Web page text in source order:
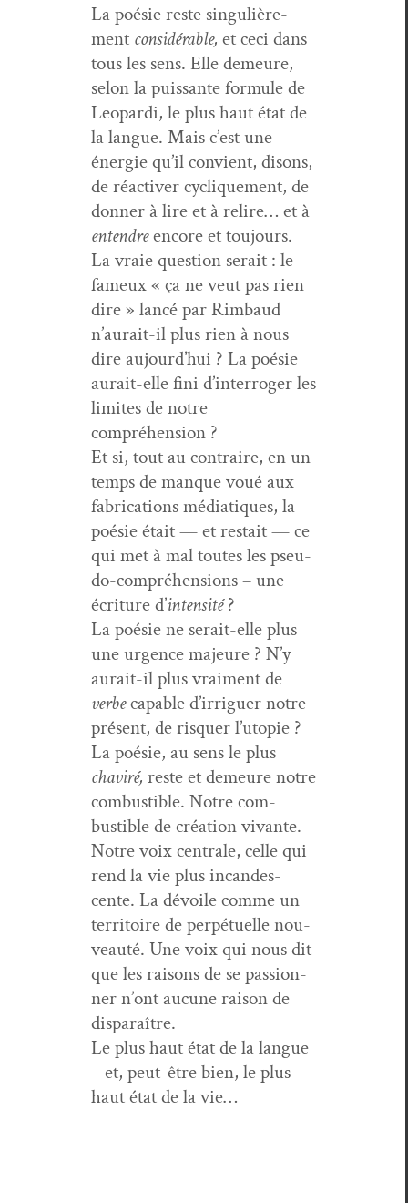
La poésie reste sin­gulière­
ment con­sid­érable, et ceci dans
tous les sens. Elle demeure,
selon la puis­sante for­mule de
Leop­ar­di, le plus haut état de
la langue. Mais c’est une
énergie qu’il con­vient, dis­ons,
de réac­tiv­er cyclique­ment, de
don­ner à lire et à relire… et à
enten­dreencore et toujours.
La vraie ques­tion serait : le
fameux « ça ne veut pas rien
dire » lancé par Rim­baud
n’aurait-il plus rien à nous
dire aujourd’hui ? La poésie
aurait-elle fini d’interroger les
lim­ites de notre
compréhension ?
Et si, tout au con­traire, en un
temps de manque voué aux
fab­ri­ca­tions médi­a­tiques, la
poésie était — et restait — ce
qui met à mal toutes les pseu­
do-com­préhen­sions – une
écri­t­ure d’inten­sité?
La poésie ne serait-elle plus
une urgence majeure ? N’y
aurait-il plus vrai­ment de
verbecapa­ble d’irriguer notre
présent, de ris­quer l’utopie ?
La poésie, au sens le plus
chaviré, reste et demeure notre
com­bustible. Notre com­
bustible de créa­tion vivante.
Notre voix cen­trale, celle qui
rend la vie plus incan­des­
cente. La dévoile comme un
ter­ri­toire de per­pétuelle nou­
veauté. Une voix qui nous dit
que les raisons de se pas­sion­
ner n’ont aucune rai­son de
disparaître.
Le plus haut état de la langue
– et, peut-être bien, le plus
haut état de la vie…